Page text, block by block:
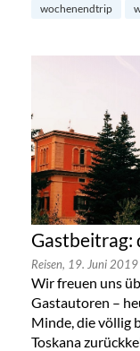
wochenendtrip
Gastbeitrag:
Reisen, 19. Juni 2019
Wir freuen uns
Gastautoren –
Minde, die völlig
Toskana